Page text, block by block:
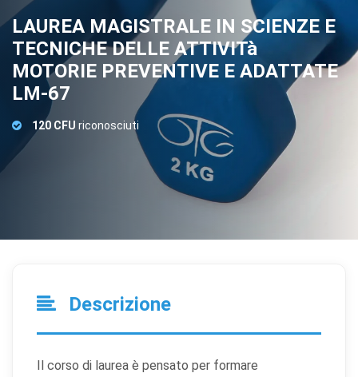
LAUREA MAGISTRALE IN SCIENZE E
TECNICHE DELLE ATTIVITà
MOTORIE PREVENTIVE E ADATTATE
LM-67
120 CFU riconosciuti
Descrizione
Il corso di laurea è pensato per formare